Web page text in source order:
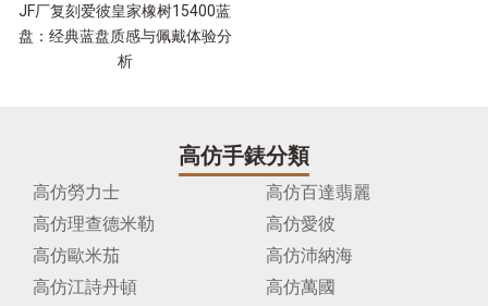
JF厂复刻爱彼皇家橡树15400蓝
盘：经典蓝盘质感与佩戴体验分
析
高仿手錶分類
高仿勞力士
高仿百達翡麗
高仿理查德米勒
高仿愛彼
高仿歐米茄
高仿沛納海
高仿江詩丹頓
高仿萬國